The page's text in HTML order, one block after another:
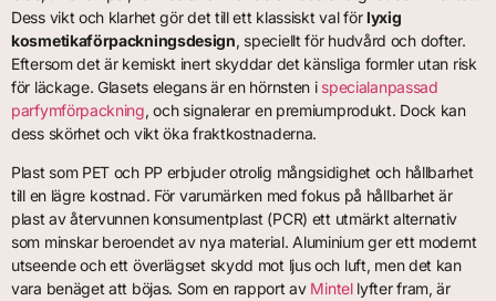
Dess vikt och klarhet gör det till ett klassiskt val förlyxig
kosmetikaförpackningsdesign, speciellt för hudvård och dofter.
Eftersom det är kemiskt inert skyddar det känsliga formler utan risk
för läckage. Glasets elegans är en hörnsten i specialanpassad
parfymförpackning, och signalerar en premiumprodukt. Dock kan
dess skörhet och vikt öka fraktkostnaderna.
Plast som PET och PP erbjuder otrolig mångsidighet och hållbarhet
till en lägre kostnad. För varumärken med fokus på hållbarhet är
plast av återvunnen konsumentplast (PCR) ett utmärkt alternativ
som minskar beroendet av nya material. Aluminium ger ett modernt
utseende och ett överlägset skydd mot ljus och luft, men det kan
vara benäget att böjas. Som en rapport av Mintellyfter fram, är